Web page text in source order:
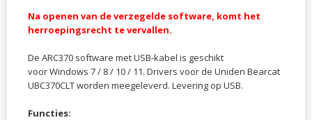
Na openen van de verzegelde software, komt het
herroepingsrecht te vervallen.
De ARC370 software met USB-kabel is geschikt
voor Windows 7 / 8 / 10 / 11. Drivers voor de Uniden Bearcat
UBC370CLT worden meegeleverd. Levering op USB.
Functies: